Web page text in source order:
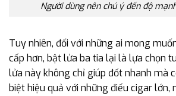
Người dùng nên chú ý đến độ
Tuy nhiên, đối với những ai mong
cấp hơn, bật lửa ba tia lại là lựa chọn
lửa này không chỉ giúp đốt nhanh mà
biệt hiệu quả với những điếu cigar lớn,